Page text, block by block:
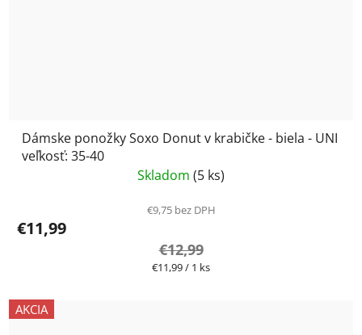
Dámske ponožky Soxo Donut v krabičke - biela - UNI
veľkosť: 35-40
Skladom (5 ks)
€9,75 bez DPH
€11,99
€12,99
Jednotková
€11,99 / 1 ks
AKCIA